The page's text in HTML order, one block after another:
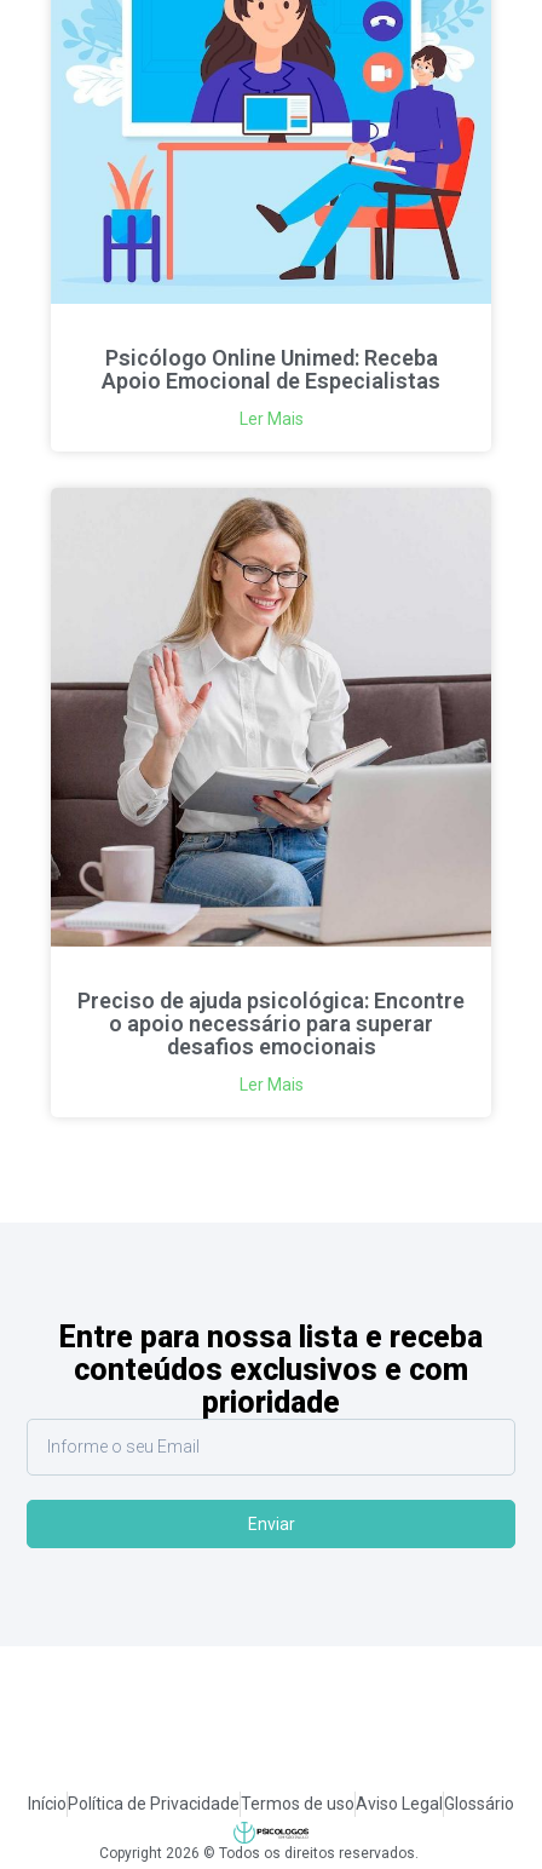
Psicólogo Online Unimed: Receba
Apoio Emocional de Especialistas
Ler Mais
Preciso de ajuda psicológica: Encontre
o apoio necessário para superar
desafios emocionais
Ler Mais
Entre para nossa lista e receba
conteúdos exclusivos e com
prioridade
Enviar
Início Política de PrivacidadeTermos de usoAviso Legal Glossário
Copyright 2026 © Todos os direitos reservados.